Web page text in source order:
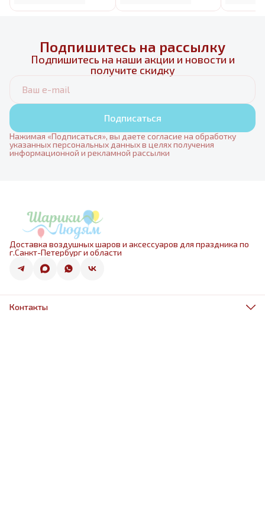
Подпишитесь на рассылку
Подпишитесь на наши акции и новости и
получите скидку
Подписаться
Нажимая «Подписаться», вы даете согласие на обработку
указанных персональных данных в целях получения
информационной и рекламной рассылки
Доставка воздушных шаров и аксессуаров для праздника по
г.Санкт-Петербург и области
Контакты